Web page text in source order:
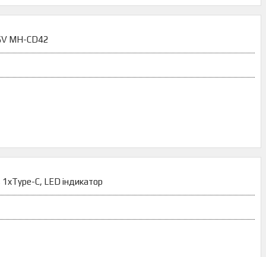
MH-CD42
C, LED індикатор